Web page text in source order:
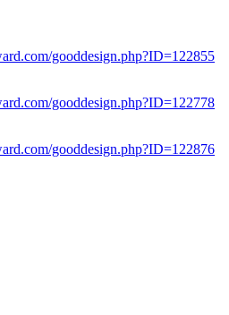
gooddesign.php?ID=122855
gooddesign.php?ID=122778
gooddesign.php?ID=122876